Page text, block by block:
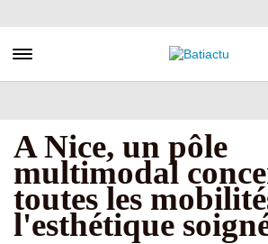
au
principal
Toggle navigation
A Nice, un pôle
multimodal
toutes les
l'esthétique